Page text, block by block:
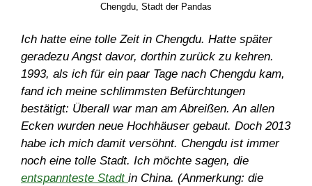
Chengdu, Stadt der Pandas
Ich hatte eine tolle Zeit in Chengdu. Hatte später
geradezu Angst davor, dorthin zurück zu kehren.
1993, als ich für ein paar Tage nach Chengdu kam,
fand ich meine schlimmsten Befürchtungen
bestätigt: Überall war man am Abreißen. An allen
Ecken wurden neue Hochhäuser gebaut. Doch 2013
habe ich mich damit versöhnt. Chengdu ist immer
noch eine tolle Stadt. Ich möchte sagen, die
entspannteste Stadt in China. (Anmerkung: die